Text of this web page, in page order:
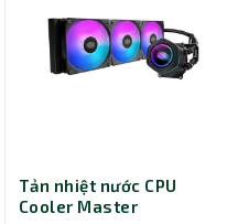
Tản nhiệt nước CPU
Cooler Master